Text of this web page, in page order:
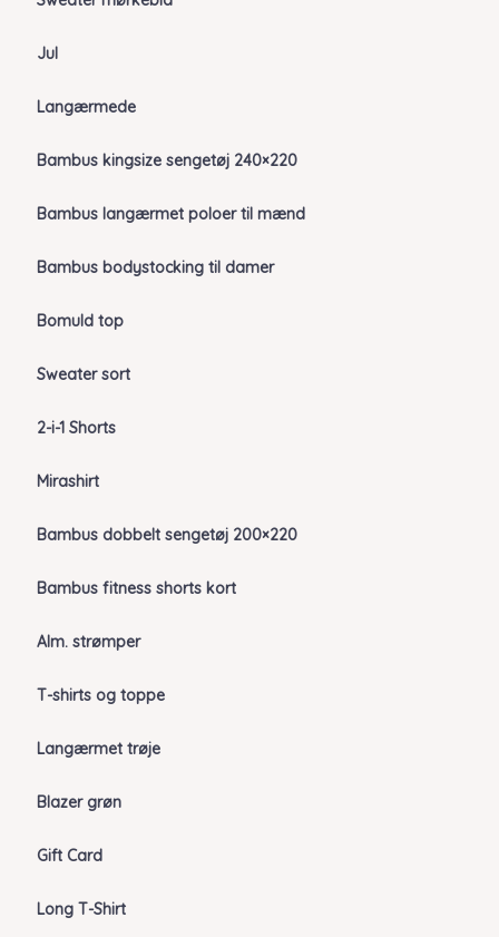
Jul
Langærmede
Bambus kingsize sengetøj 240×220
Bambus langærmet poloer til mænd
Bambus bodystocking til damer
Bomuld top
Sweater sort
2-i-1 Shorts
Mirashirt
Bambus dobbelt sengetøj 200×220
Bambus fitness shorts kort
Alm. strømper
T-shirts og toppe
Langærmet trøje
Blazer grøn
Gift Card
Long T-Shirt